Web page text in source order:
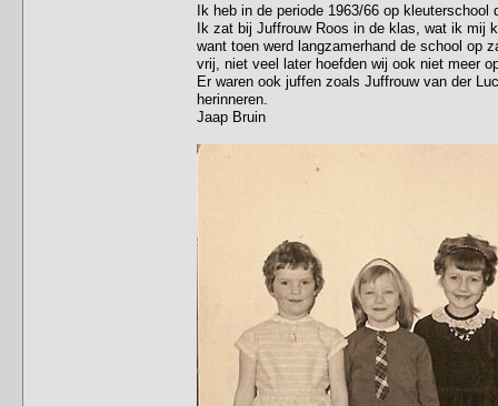
Ik heb in de periode 1963/66 op
Ik zat bij Juffrouw Roos in de klas, wat ik mij
want toen werd langzamerhand de school op
vrij, niet veel later hoefden wij ook niet meer
Er waren ook juffen zoals Juffrouw van der
herinneren.
Jaap Bruin